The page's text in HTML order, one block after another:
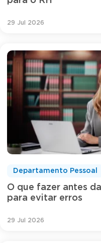
29 Jul 2026
O que fazer antes
para evitar erros
Departamento Pessoal
29 Jul 2026